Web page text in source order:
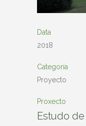
Data
2018
Categoría
Proyecto
Proxecto
Estudo